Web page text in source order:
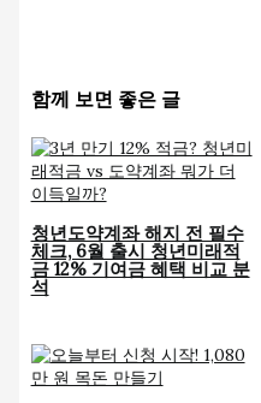
함께 보면 좋은 글
청년도약계좌 해지 전 필수
체크, 6월 출시 청년미래적
금 12% 기여금 혜택 비교 분
석